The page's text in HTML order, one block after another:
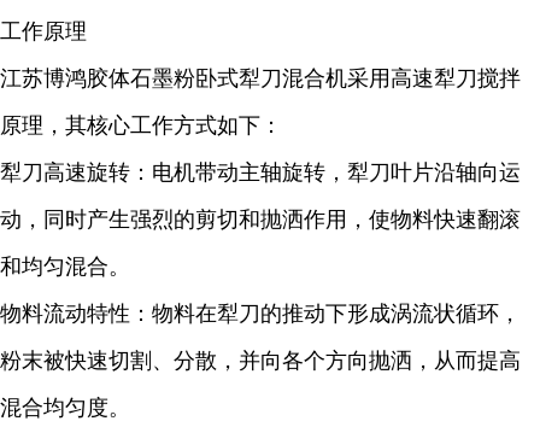
工作原理
江苏博鸿胶体石墨粉卧式犁刀混合机采用高速犁刀搅拌
原理，其核心工作方式如下：
犁刀高速旋转：电机带动主轴旋转，犁刀叶片沿轴向运
动，同时产生强烈的剪切和抛洒作用，使物料快速翻滚
和均匀混合。
物料流动特性：物料在犁刀的推动下形成涡流状循环，
粉末被快速切割、分散，并向各个方向抛洒，从而提高
混合均匀度。